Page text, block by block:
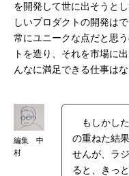
を開発して世に出そうと
しいプロダクトの開発は
常にユニークな点だと思
トを造り、それを市場に
んなに満足できる仕事はな
編集 中
村
もしかし
の重ねた結
せんが、ラ
ると、きっ